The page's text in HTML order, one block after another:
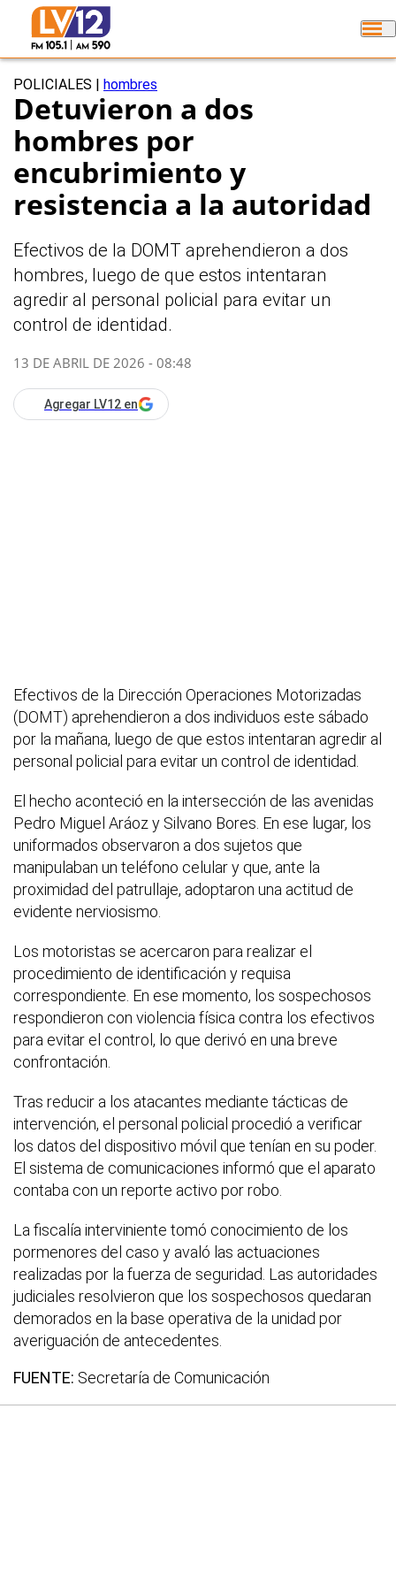
POLICIALES hombres
Detuvieron a dos
hombres por
encubrimiento y
resistencia a la autoridad
Efectivos de la DOMT aprehendieron a dos
hombres, luego de que estos intentaran
agredir al personal policial para evitar un
control de identidad.
13 DE ABRIL DE 2026 - 08:48
Agregar LV12 en
Efectivos de la Dirección Operaciones Motorizadas
(DOMT) aprehendieron a dos individuos este sábado
por la mañana, luego de que estos intentaran agredir al
personal policial para evitar un control de identidad.
El hecho aconteció en la intersección de las avenidas
Pedro Miguel Aráoz y Silvano Bores. En ese lugar, los
uniformados observaron a dos sujetos que
manipulaban un teléfono celular y que, ante la
proximidad del patrullaje, adoptaron una actitud de
evidente nerviosismo.
Los motoristas se acercaron para realizar el
procedimiento de identificación y requisa
correspondiente. En ese momento, los sospechosos
respondieron con violencia física contra los efectivos
para evitar el control, lo que derivó en una breve
confrontación.
Tras reducir a los atacantes mediante tácticas de
intervención, el personal policial procedió a verificar
los datos del dispositivo móvil que tenían en su poder.
El sistema de comunicaciones informó que el aparato
contaba con un reporte activo por robo.
La fiscalía interviniente tomó conocimiento de los
pormenores del caso y avaló las actuaciones
realizadas por la fuerza de seguridad. Las autoridades
judiciales resolvieron que los sospechosos quedaran
demorados en la base operativa de la unidad por
averiguación de antecedentes.
FUENTE: Secretaría de Comunicación